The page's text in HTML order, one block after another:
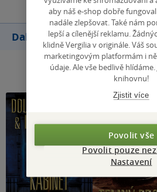
Další knihy autora
aby náš e-shop dobře
nadále zlepšovat. Také nám
lepší a cílenější reklamu.
klidně Vergilia v originále. Váš
marketingovým platformám i
údaje. Ale vše bedlivě
knihovnu!
Zjistit více
Povolit vše
Povolit pouze
Nastavení